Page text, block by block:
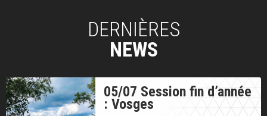
DERNIÈRES
NEWS
05/07 Session fin d’année
: Vosges